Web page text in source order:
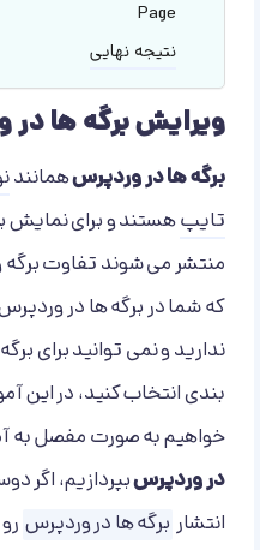
Page
نتیجه نهایی
ویرایش برگه ها در
برگه ها در وردپرسهمانند
تایپهستند و برای نمایش
منتشر می شوند تفاوت برگه
که شما در برگه ها در
ندارید و نمی توانید برای
بندی انتخاب کنید، در این
خواهیم به صورت مفصل به
در وردپرسبپردازیم، اگر
انتشار برگه ها در وردپرس